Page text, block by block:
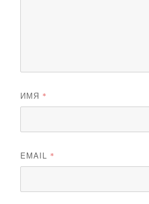
ИМЯ *
EMAIL *